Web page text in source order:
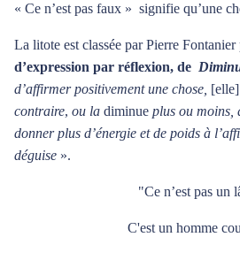
« Ce n’est pas faux » signifie qu’une
La litote est classée par Pierre Fontanier
d’expression par réflexion, de
d’affirmer positivement une chose, [elle]
contraire, ou la diminue plus ou moins,
donner plus d’énergie et de poids à
déguise ».
"Ce n’est pas un
C'est un homme